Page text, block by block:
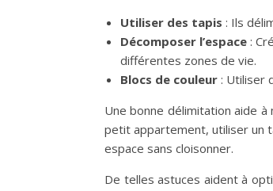
Utiliser des tapis : Ils
Décomposer l’espace :
différentes zones de vie.
Blocs de couleur : Utiliser
Une bonne délimitation aide
petit appartement, utiliser un
espace sans cloisonner.
De telles astuces aident à